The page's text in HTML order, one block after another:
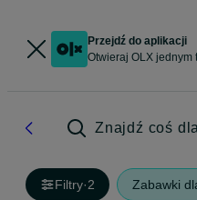
Przejdź do aplikacji
Otwieraj OLX jednym
Znajdź coś
Filtry·2 Zabawki